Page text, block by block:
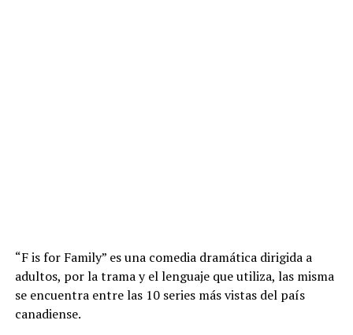
“F is for Family” es una comedia dramática dirigida a
adultos, por la trama y el lenguaje que utiliza, las misma
se encuentra entre las 10 series más vistas del país
canadiense.